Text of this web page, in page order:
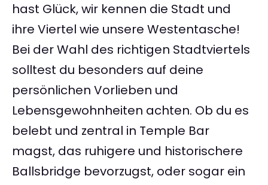
hast Glück, wir kennen die Stadt und
ihre Viertel wie unsere Westentasche!
Bei der Wahl des richtigen Stadtviertels
solltest du besonders auf deine
persönlichen Vorlieben und
Lebensgewohnheiten achten. Ob du es
belebt und zentral in Temple Bar
magst, das ruhigere und historischere
Ballsbridge bevorzugst, oder sogar ein